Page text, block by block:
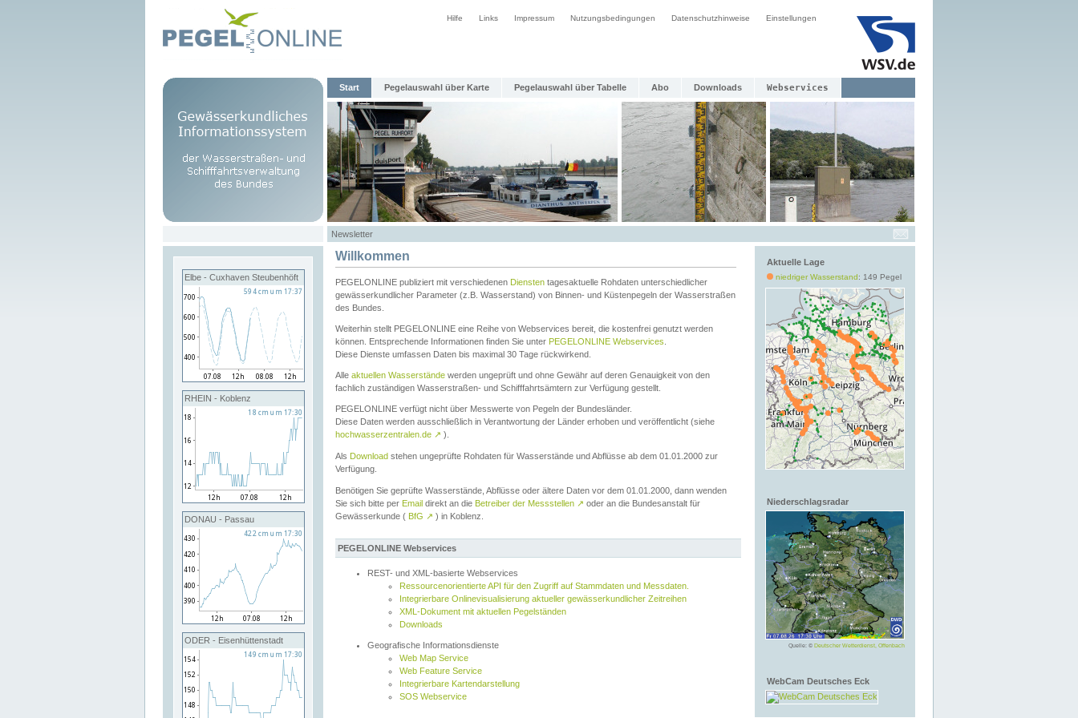
Hilfe Links Impressum Nutzungsbedingungen Datenschutzhinweise Einstellungen
Start Pegelauswahl über Karte Pegelauswahl über Tabelle Abo Downloads Webservices
Newsletter
Elbe - Cuxhaven Steubenhöft
RHEIN - Koblenz
DONAU - Passau
ODER - Eisenhüttenstadt
Aktuelle Lage
niedriger Wasserstand: 149 Pegel
Niederschlagsradar
Quelle: © Deutscher Wetterdienst, Offenbach
WebCam Deutsches Eck
Willkommen
PEGELONLINE publiziert mit verschiedenen Diensten tagesaktuelle Rohdaten unterschiedlicher
gewässerkundlicher Parameter (z.B. Wasserstand) von Binnen- und Küstenpegeln der Wasserstraßen
des Bundes.
Weiterhin stellt PEGELONLINE eine Reihe von Webservices bereit, die kostenfrei genutzt werden
können. Entsprechende Informationen finden Sie unter PEGELONLINE Webservices
Diese Dienste umfassen Daten bis maximal 30 Tage rückwirkend.
Alle aktuellen Wasserstände werden ungeprüft und ohne Gewähr auf deren Genauigkeit von den
fachlich zuständigen Wasserstraßen- und Schifffahrtsämtern zur Verfügung gestellt.
PEGELONLINE verfügt nicht über Messwerte von Pegeln der Bundesländer.
Diese Daten werden ausschließlich in Verantwortung der Länder erhoben und veröffentlicht (siehe
hochwasserzentralen.de ↗ ).
Als Download stehen ungeprüfte Rohdaten für Wasserstände und Abflüsse ab dem 01.01.2000 zur
Verfügung.
Benötigen Sie geprüfte Wasserstände, Abflüsse oder ältere Daten vor dem 01.01.2000, dann wenden
Sie sich bitte per Email direkt an die Betreiber der Messstellen ↗ oder an die Bundesanstalt für
Gewässerkunde ( BfG ↗ ) in Koblenz.
PEGELONLINE Webservices
REST- und XML-basierte Webservices
Ressourcenorientierte API für den Zugriff auf Stammdaten und Messdaten.
Integrierbare Onlinevisualisierung aktueller gewässerkundlicher Zeitreihen
XML-Dokument mit aktuellen Pegelständen
Downloads
Geografische Informationsdienste
Web Map Service
Web Feature Service
Integrierbare Kartendarstellung
SOS Webservice